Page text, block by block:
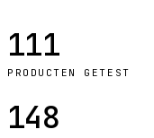
111
PRODUCTEN GETEST
148